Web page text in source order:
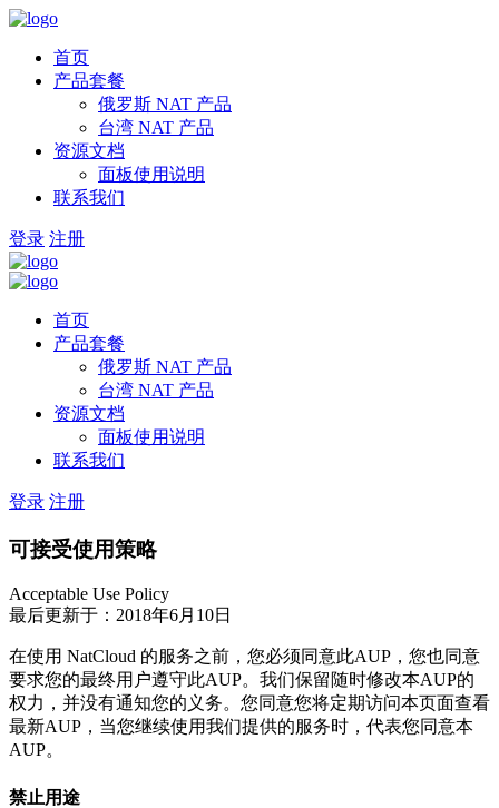
首页
产品套餐
俄罗斯 NAT 产品
台湾 NAT 产品
资源文档
面板使用说明
联系我们
登录 注册
首页
产品套餐
俄罗斯 NAT 产品
台湾 NAT 产品
资源文档
面板使用说明
联系我们
登录 注册
可接受使用策略
Acceptable Use Policy
最后更新于：2018年6月10日
在使用 NatCloud 的服务之前，您必须同意此AUP，您也同意
要求您的最终用户遵守此AUP。我们保留随时修改本AUP的
权力，并没有通知您的义务。您同意您将定期访问本页面查看
最新AUP，当您继续使用我们提供的服务时，代表您同意本
AUP。
禁止用途